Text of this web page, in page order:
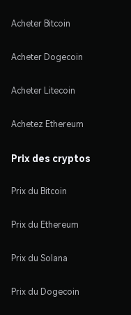
Acheter Bitcoin
Acheter Dogecoin
Acheter Litecoin
Achetez Ethereum
Prix des cryptos
Prix du Bitcoin
Prix du Ethereum
Prix du Solana
Prix du Dogecoin